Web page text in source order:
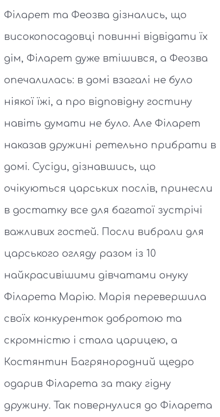
Філарет та Феозва дізнались, що
високопосадовці повинні відвідати їх
дім, Філарет дуже втішився, а Феозва
опечалилась: в домі взагалі не було
ніякої їжі, а про відповідну гостину
навіть думати не було. Але Філарет
наказав дружині ретельно прибрати в
домі. Сусіди, дізнавшись, що
очікуються царських послів, принесли
в достатку все для багатої зустрічі
важливих гостей. Посли вибрали для
царського огляду разом із 10
найкрасивішими дівчатами онуку
Філарета Марію. Марія перевершила
своїх конкуренток добротою та
скромністю і стала царицею, а
Костянтин Багрянородний щедро
одарив Філарета за таку гідну
дружину. Так повернулися до Філарета